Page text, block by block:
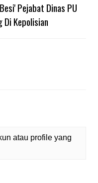
Pejabat Dinas PU
Di Kepolisian
atau profile yang